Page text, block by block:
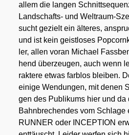
allem die lan­gen
Land­schafts- und Welt­raum-
sucht gezielt ein älte­res,
und ist kein geist­lo­ses
ler, allen vor­an Micha­el
hend über­zeu­gen, auch wenn
rak­te­re etwas farb­los blei­ben.
eini­ge Wen­dun­gen, mit denen
gen des Publi­kums hier und da
Bahn­bre­chen­des vom Schla­ge
RUNNER oder INCEPTION